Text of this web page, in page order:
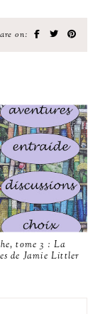
on:
tome 3 : La
de Jamie Littler